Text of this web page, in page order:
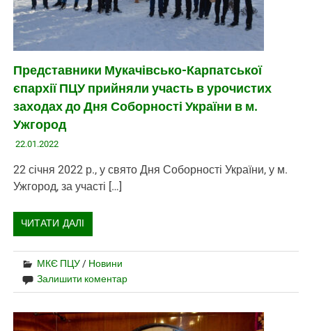
Представники Мукачівсько-Карпатської
єпархії ПЦУ прийняли участь в урочистих
заходах до Дня Соборності України в м.
Ужгород
22.01.2022
22 січня 2022 р., у свято Дня Соборності України, у м.
Ужгород, за участі […]
ЧИТАТИ ДАЛІ
МКЄ ПЦУ / Новини
Залишити коментар